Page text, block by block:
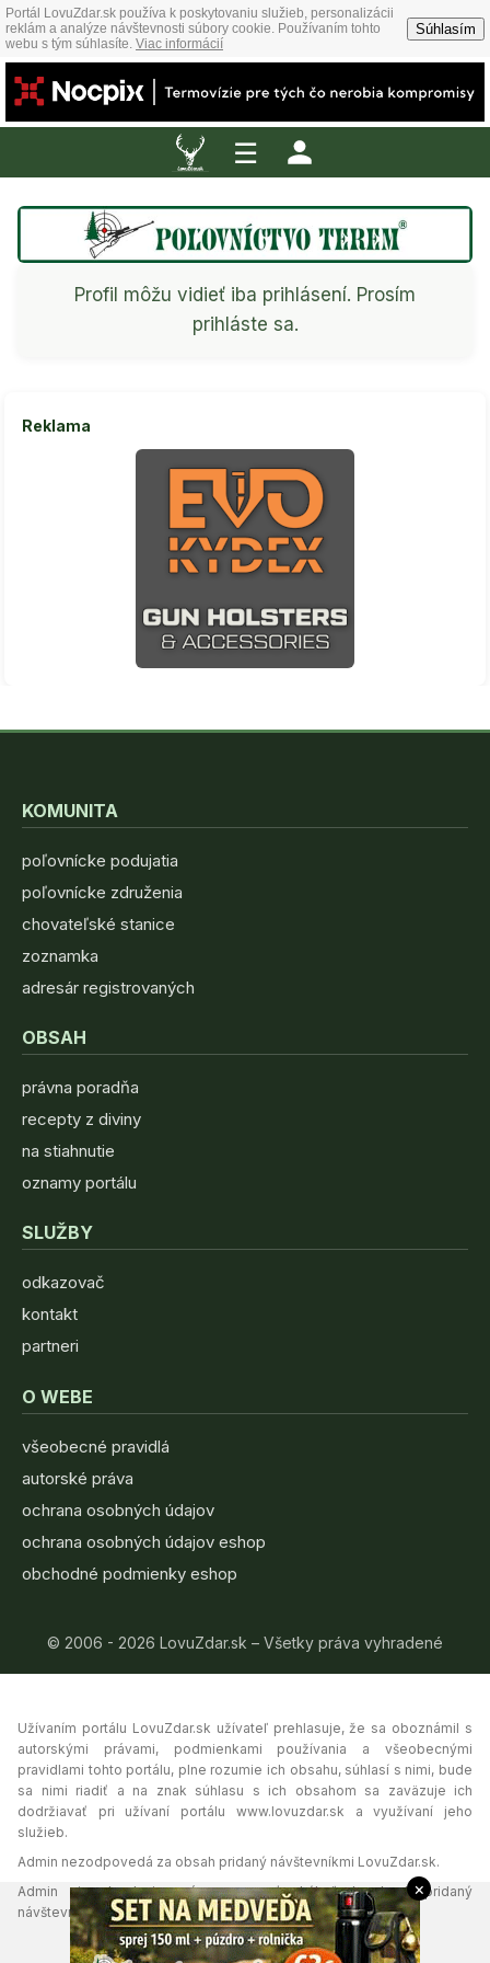
Portál LovuZdar.sk používa k poskytovaniu služieb, personalizácii
reklám a analýze návštevnosti súbory cookie. Používaním tohto
webu s tým súhlasíte. Viac informácií
Súhlasím
☰
Profil môžu vidieť iba prihlásení. Prosím
prihláste sa.
Reklama
KOMUNITA
poľovnícke podujatia
poľovnícke združenia
chovateľské stanice
zoznamka
adresár registrovaných
OBSAH
právna poradňa
recepty z diviny
na stiahnutie
oznamy portálu
SLUŽBY
odkazovač
kontakt
partneri
O WEBE
všeobecné pravidlá
autorské práva
ochrana osobných údajov
ochrana osobných údajov eshop
obchodné podmienky eshop
© 2006 - 2026 LovuZdar.sk – Všetky práva vyhradené
Užívaním portálu LovuZdar.sk užívateľ prehlasuje, že sa oboznámil s
autorskými právami, podmienkami používania a všeobecnými
pravidlami tohto portálu, plne rozumie ich obsahu, súhlasí s nimi, bude
sa nimi riadiť a na znak súhlasu s ich obsahom sa zaväzuje ich
dodržiavať pri užívaní portálu www.lovuzdar.sk a využívaní jeho
služieb.
Admin nezodpovedá za obsah pridaný návštevníkmi LovuZdar.sk.
Admin si vyhradzuje právo vymazať akýkoľvek obsah pridaný
návštevníkmi portálu, ak tak uzná za vhodné.
×